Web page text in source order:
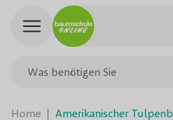
Skip to Content
Home | Amerikanischer